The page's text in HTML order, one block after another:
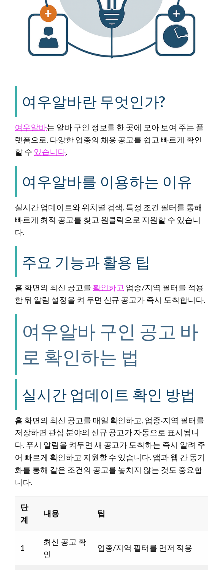
여우알바란 무엇인가?
여우알바는 알바 구인 정보를 한 곳에 모아 보여 주는 플
랫폼으로, 다양한 업종의 채용 공고를 쉽고 빠르게 확인
할 수 있습니다
여우알바를 이용하는 이유
실시간 업데이트와 위치별 검색, 특정 조건 필터를 통해
빠르게 최적 공고를 찾고 원클릭으로 지원할 수 있습니
다.
주요 기능과 활용 팁
홈 화면의 최신 공고를 확인하고 업종/지역 필터를 적용
한 뒤 알림 설정을 켜 두면 신규 공고가 즉시 도착합니다.
여우알바 구인 공고 바
로 확인하는 법
실시간 업데이트 확인 방법
홈 화면의 최신 공고를 매일 확인하고, 업종·지역 필터를
저장하면 관심 분야의 신규 공고가 자동으로 표시됩니
다. 푸시 알림을 켜두면 새 공고가 도착하는 즉시 알려 주
어 빠르게 확인하고 지원할 수 있습니다. 앱과 웹 간 동기
화를 통해 같은 조건의 공고를 놓치지 않는 것도 중요합
니다.
단
계
내용 팁
1
최신 공고 확
인
업종/지역 필터를 먼저 적용